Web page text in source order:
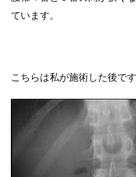
ています。
こちらは私が施術した後です